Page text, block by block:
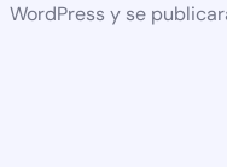
WordPress y se